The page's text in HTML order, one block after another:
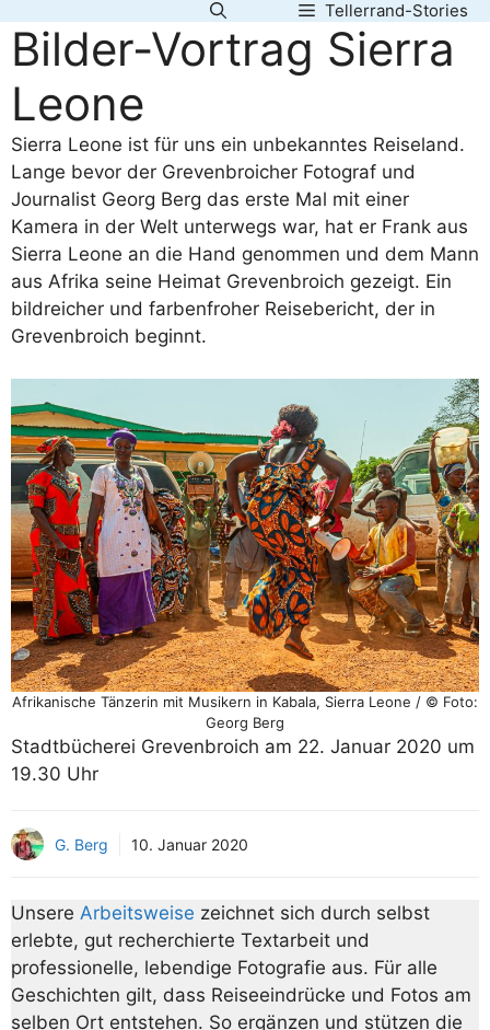
Inhalt
springen
Tellerrand-Stories
Bilder-Vortrag Sierra
Leone
Sierra Leone ist für uns ein unbekanntes Reiseland.
Lange bevor der Grevenbroicher Fotograf und
Journalist Georg Berg das erste Mal mit einer
Kamera in der Welt unterwegs war, hat er Frank aus
Sierra Leone an die Hand genommen und dem Mann
aus Afrika seine Heimat Grevenbroich gezeigt. Ein
bildreicher und farbenfroher Reisebericht, der in
Grevenbroich beginnt.
Afrikanische Tänzerin mit Musikern in Kabala, Sierra Leone / © Foto:
Georg Berg
Stadtbücherei Grevenbroich am 22. Januar 2020 um
19.30 Uhr
G. Berg 10. Januar 2020
Unsere Arbeitsweise zeichnet sich durch selbst
erlebte, gut recherchierte Textarbeit und
professionelle, lebendige Fotografie aus. Für alle
Geschichten gilt, dass Reiseeindrücke und Fotos am
selben Ort entstehen. So ergänzen und stützen die